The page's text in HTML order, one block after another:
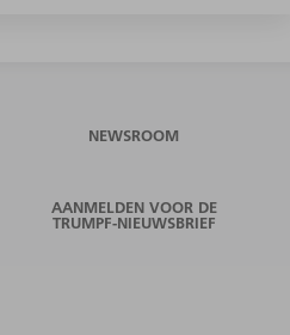
NEWSROOM
AANMELDEN VOOR DE
TRUMPF-NIEUWSBRIEF